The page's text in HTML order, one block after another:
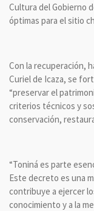
Cultura del Gobierno
óptimas para el sitio
Con la recuperación,
Curiel de Icaza, se
“preservar el
criterios técnicos y
conservación,
“Toniná es parte
Este decreto es una
contribuye a ejercer
conocimiento y a la